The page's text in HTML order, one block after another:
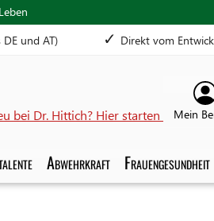
und AT)
✓ Direkt vom
bei Dr. Hittich? Hier starten
Abwehrkraft Frauengesundheit